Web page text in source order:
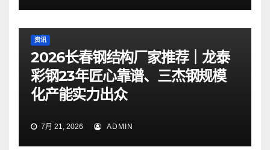
资讯
2026长春钢结构厂家推荐｜龙泰
彩钢23年匠心靠谱、三杰钢规模
化产能实力出众
7月 21, 2026 ADMIN